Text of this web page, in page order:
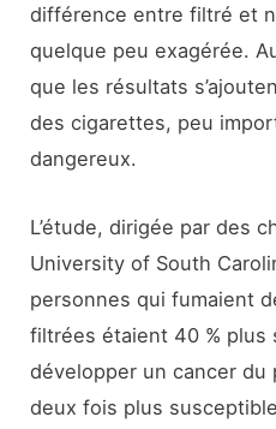
différence entre filtré et
quelque peu exagérée.
que les résultats
des cigarettes, peu
dangereux.
L’étude, dirigée par des
University of South
personnes qui fumaient
filtrées étaient 40 % plus
développer un cancer du
deux fois plus